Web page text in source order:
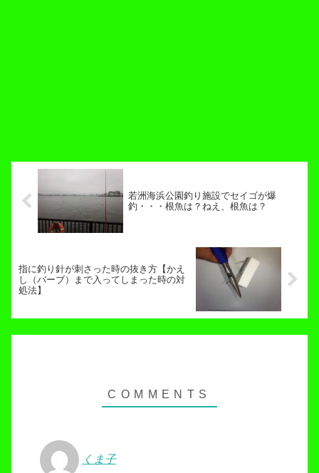
若洲海浜公園釣り施設でセイゴが爆
釣・・・根魚は？ねえ、根魚は？
指に釣り針が刺さった時の抜き方【かえ
し（バーブ）まで入ってしまった時の対
処法】
くま子